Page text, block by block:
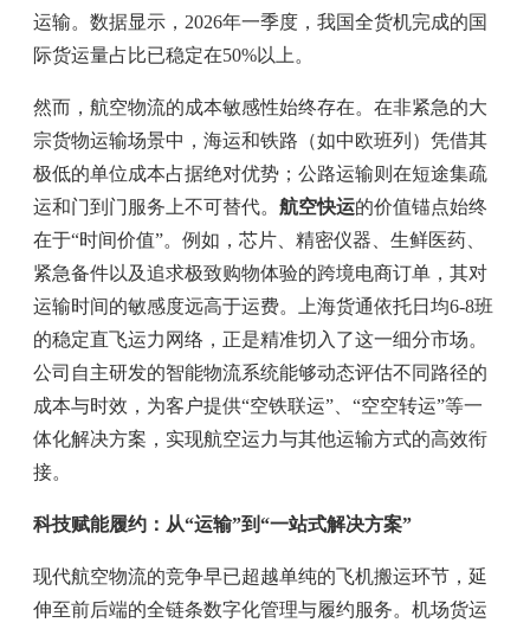
运输。数据显示，2026年一季度，我国全货机完成的国
际货运量占比已稳定在50%以上。
然而，航空物流的成本敏感性始终存在。在非紧急的大
宗货物运输场景中，海运和铁路（如中欧班列）凭借其
极低的单位成本占据绝对优势；公路运输则在短途集疏
运和门到门服务上不可替代。 航空快运的价值锚点始终
在于“时间价值”。例如，芯片、精密仪器、生鲜医药、
紧急备件以及追求极致购物体验的跨境电商订单，其对
运输时间的敏感度远高于运费。上海货通依托日均6-8班
的稳定直飞运力网络，正是精准切入了这一细分市场。
公司自主研发的智能物流系统能够动态评估不同路径的
成本与时效，为客户提供“空铁联运”、“空空转运”等一
体化解决方案，实现航空运力与其他运输方式的高效衔
接。
科技赋能履约：从“运输”到“一站式解决方案”
现代航空物流的竞争早已超越单纯的飞机搬运环节，延
伸至前后端的全链条数字化管理与履约服务。机场货运